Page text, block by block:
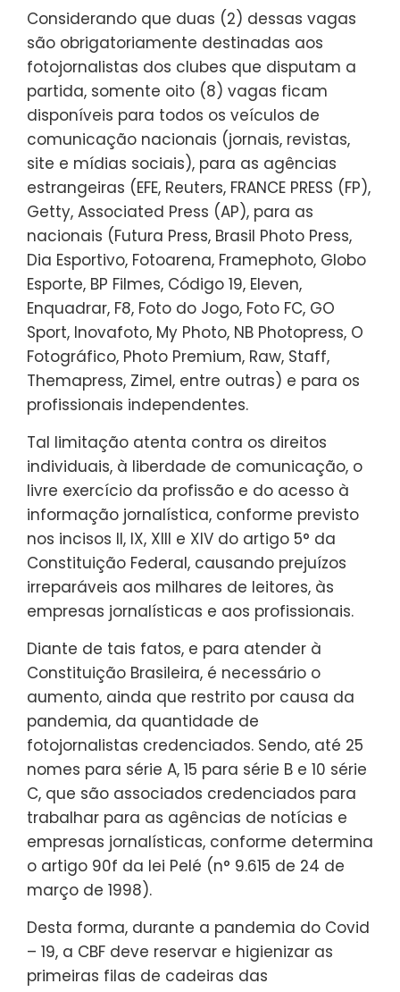
Considerando que duas (2) dessas vagas
são obrigatoriamente destinadas aos
fotojornalistas dos clubes que disputam a
partida, somente oito (8) vagas ficam
disponíveis para todos os veículos de
comunicação nacionais (jornais, revistas,
site e mídias sociais), para as agências
estrangeiras (EFE, Reuters, FRANCE PRESS (FP),
Getty, Associated Press (AP), para as
nacionais (Futura Press, Brasil Photo Press,
Dia Esportivo, Fotoarena, Framephoto, Globo
Esporte, BP Filmes, Código 19, Eleven,
Enquadrar, F8, Foto do Jogo, Foto FC, GO
Sport, Inovafoto, My Photo, NB Photopress, O
Fotográfico, Photo Premium, Raw, Staff,
Themapress, Zimel, entre outras) e para os
profissionais independentes.
Tal limitação atenta contra os direitos
individuais, à liberdade de comunicação, o
livre exercício da profissão e do acesso à
informação jornalística, conforme previsto
nos incisos II, IX, XIII e XIV do artigo 5° da
Constituição Federal, causando prejuízos
irreparáveis aos milhares de leitores, às
empresas jornalísticas e aos profissionais.
Diante de tais fatos, e para atender à
Constituição Brasileira, é necessário o
aumento, ainda que restrito por causa da
pandemia, da quantidade de
fotojornalistas credenciados. Sendo, até 25
nomes para série A, 15 para série B e 10 série
C, que são associados credenciados para
trabalhar para as agências de notícias e
empresas jornalísticas, conforme determina
o artigo 90f da lei Pelé (n° 9.615 de 24 de
março de 1998).
Desta forma, durante a pandemia do Covid
– 19, a CBF deve reservar e higienizar as
primeiras filas de cadeiras das